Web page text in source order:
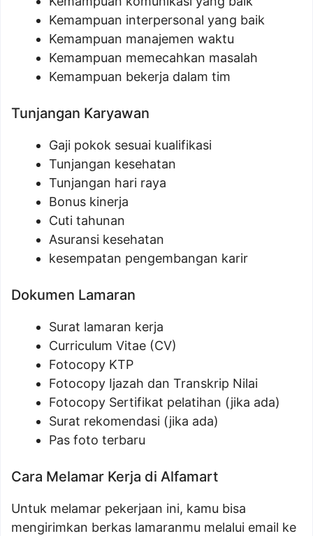
Kemampuan interpersonal yang baik
Kemampuan manajemen waktu
Kemampuan memecahkan masalah
Kemampuan bekerja dalam tim
Tunjangan Karyawan
Gaji pokok sesuai kualifikasi
Tunjangan kesehatan
Tunjangan hari raya
Bonus kinerja
Cuti tahunan
Asuransi kesehatan
kesempatan pengembangan karir
Dokumen Lamaran
Surat lamaran kerja
Curriculum Vitae (CV)
Fotocopy KTP
Fotocopy Ijazah dan Transkrip Nilai
Fotocopy Sertifikat pelatihan (jika ada)
Surat rekomendasi (jika ada)
Pas foto terbaru
Cara Melamar Kerja di Alfamart
Untuk melamar pekerjaan ini, kamu bisa
mengirimkan berkas lamaranmu melalui email ke